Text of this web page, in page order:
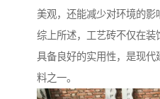
美观，还能减少对环境的影
综上所述，工艺砖不仅在
具备良好的实用性，是现
料之一。